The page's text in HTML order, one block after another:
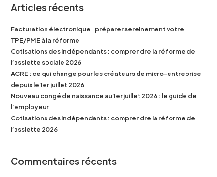
Articles récents
Facturation électronique : préparer sereinement votre
TPE/PME à la réforme
Cotisations des indépendants : comprendre la réforme de
l’assiette sociale 2026
ACRE : ce qui change pour les créateurs de micro-entreprise
depuis le 1er juillet 2026
Nouveau congé de naissance au 1er juillet 2026 : le guide de
l’employeur
Cotisations des indépendants : comprendre la réforme de
l’assiette 2026
Commentaires récents